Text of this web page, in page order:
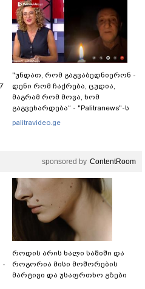
"უნდათ, რომ გაგვაბედნიერონ -
დენი რომ ჩაქრება, ცუდია,
მაგრამ რომ მოვა, ხომ
გაგვეხარდება“ - "Palitranews"-ს
პირდეპირ ეთერში გია
palitravideo.ge
sponsored by ContentRoom
-
როდის არის ხალი საშიში და
როგორია მისი მოშორების
მარტივი და უსაფრთხო გზები